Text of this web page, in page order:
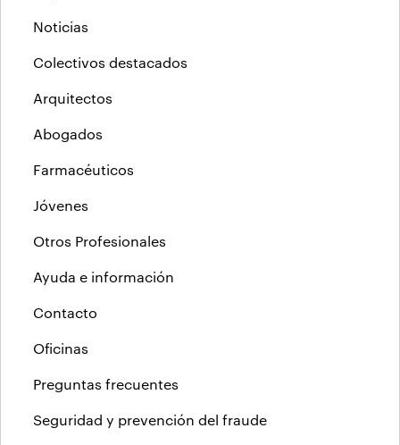
Noticias
Colectivos destacados
Arquitectos
Abogados
Farmacéuticos
Jóvenes
Otros Profesionales
Ayuda e información
Contacto
Oficinas
Preguntas frecuentes
Seguridad y prevención del fraude